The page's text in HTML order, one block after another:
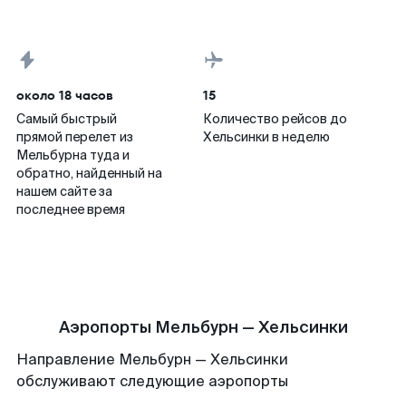
около 18 часов
Самый быстрый
прямой перелет из
Мельбурна туда и
обратно, найденный на
нашем сайте за
последнее время
15
Количество рейсов до
Хельсинки в неделю
Аэропорты Мельбурн — Хельсинки
Направление Мельбурн — Хельсинки
обслуживают следующие аэропорты